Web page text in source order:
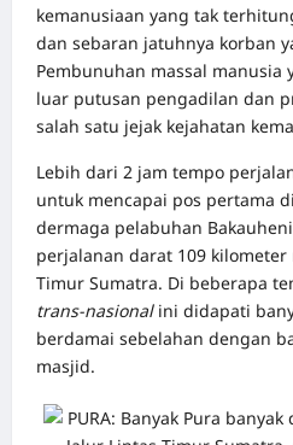
kemanusiaan yang tak
dan sebaran jatuhnya korban
Pembunuhan massal manusia
luar putusan pengadilan dan
salah satu jejak kejahatan
Lebih dari 2 jam tempo
untuk mencapai pos pertama
dermaga pelabuhan
perjalanan darat 109 kilometer
Timur Sumatra. Di beberapa
trans-nasional ini didapati
berdamai sebelahan dengan
masjid.